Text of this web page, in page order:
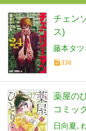
チェン
ス)
藤本タツ
330
薬屋の
コミッ
日向夏